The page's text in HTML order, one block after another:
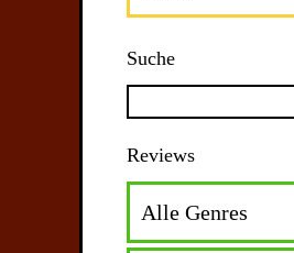
Suche
Reviews
Alle Genres